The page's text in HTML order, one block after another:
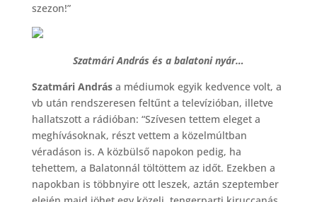
szezon!”
Szatmári András és a balatoni nyár…
Szatmári Andrása médiumok egyik kedvence volt, a
vb után rendszeresen feltűnt a televízióban, illetve
hallatszott a rádióban: “Szívesen tettem eleget a
meghívásoknak, részt vettem a közelmúltban
véradáson is. A közbülső napokon pedig, ha
tehettem, a Balatonnál töltöttem az időt. Ezekben a
napokban is többnyire ott leszek, aztán szeptember